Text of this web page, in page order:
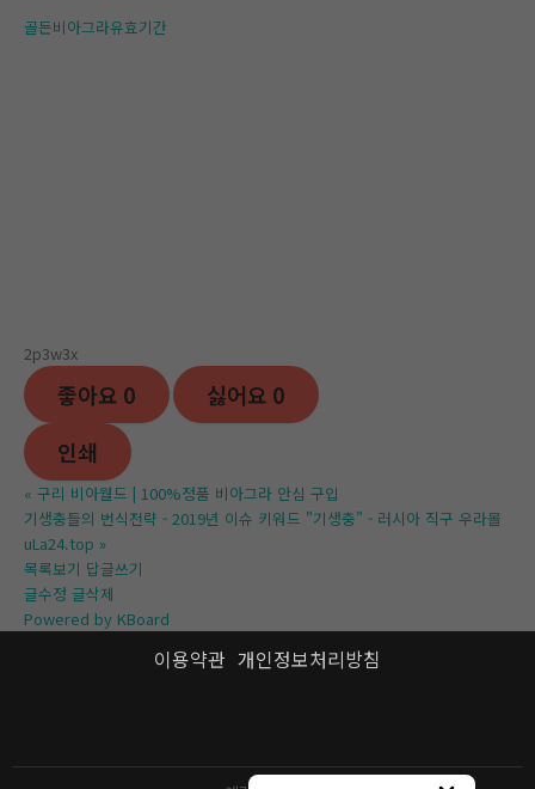
골든비아그라유효기간
2p3w3x
좋아요 0 싫어요 0
인쇄
« 구리 비아월드 | 100%정품 비아그라 안심 구입
기생충들의 번식전략 - 2019년 이슈 키워드 "기생충" - 러시아 직구 우라몰
uLa24.top »
목록보기 답글쓰기
글수정 글삭제
Powered by KBoard
이용약관 개인정보처리방침